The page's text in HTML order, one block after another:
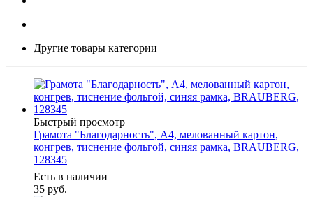
Другие товары категории
Быстрый просмотр
Грамота "Благодарность", А4, мелованный картон,
конгрев, тиснение фольгой, синяя рамка, BRAUBERG,
128345
Есть в наличии
35 руб.